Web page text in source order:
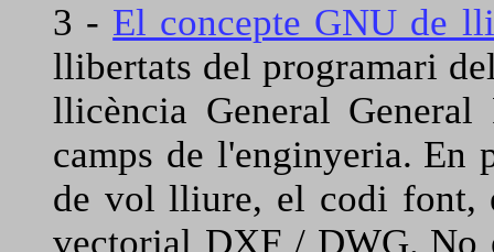
3 - El concepte GNU de
llibertats del programari
llicència General
camps de l'enginyeria. En
de vol lliure, el codi font,
vectorial DXF / DWG. No